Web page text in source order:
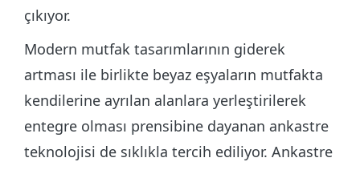
çıkıyor.
Modern mutfak tasarımlarının giderek
artması ile birlikte beyaz eşyaların mutfakta
kendilerine ayrılan alanlara yerleştirilerek
entegre olması prensibine dayanan ankastre
teknolojisi de sıklıkla tercih ediliyor. Ankastre